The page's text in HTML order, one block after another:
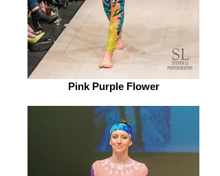
Pink Purple Flower